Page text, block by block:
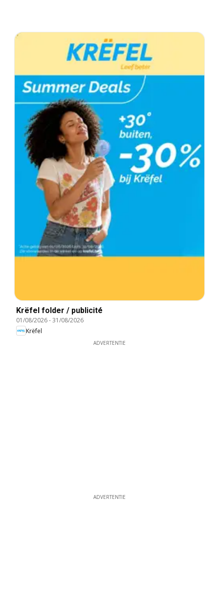
Krëfel folder / publicité
01/08/2026-31/08/2026
Krëfel
ADVERTENTIE
ADVERTENTIE